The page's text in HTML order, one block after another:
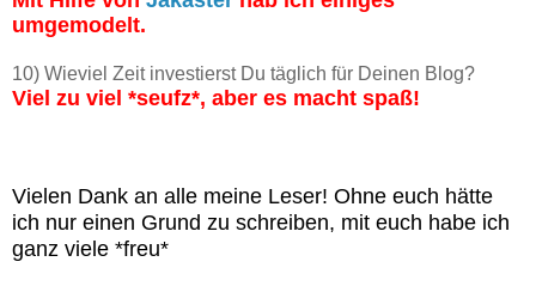
umgemodelt.
10) Wieviel Zeit investierst Du täglich für Deinen Blog?
Viel zu viel *seufz*, aber es macht spaß!
Vielen Dank an alle meine Leser! Ohne euch hätte
ich nur einen Grund zu schreiben, mit euch habe ich
ganz viele *freu*